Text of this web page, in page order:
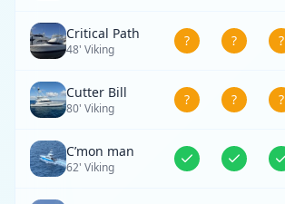
Critical Path
48' Viking
? ? ?
Cutter Bill
80' Viking
? ? ?
C’mon man
62' Viking